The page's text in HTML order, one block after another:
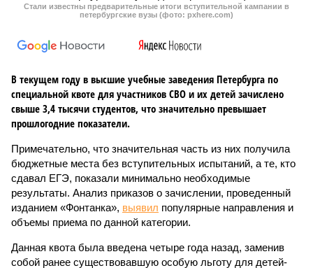
Стали известны предварительные итоги вступительной кампании в
петербургские вузы (фото: pxhere.com)
В текущем году в высшие учебные заведения Петербурга по
специальной квоте для участников СВО и их детей зачислено
свыше 3,4 тысячи студентов, что значительно превышает
прошлогодние показатели.
Примечательно, что значительная часть из них получила
бюджетные места без вступительных испытаний, а те, кто
сдавал ЕГЭ, показали минимально необходимые
результаты. Анализ приказов о зачислении, проведенный
изданием «Фонтанка», выявил популярные направления и
объемы приема по данной категории.
Данная квота была введена четыре года назад, заменив
собой ранее существовавшую особую льготу для детей-